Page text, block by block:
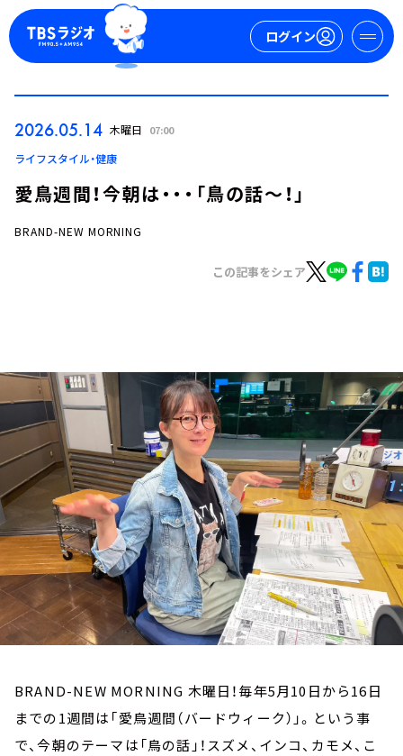
ログイン
ログイン
トピックス
TBS Podcast
お知らせ
イベント・グッズ
YouTube
会社情報
2026.05.14 木曜日 07:00
ライフスタイル・健康
愛鳥週間！今朝は・・・「鳥の話～！」
BRAND-NEW MORNING
この記事をシェア
BRAND-NEW MORNING 木曜日！毎年5月10日から16日
までの1週間は「愛鳥週間（バードウィーク）」。という事
で、今朝のテーマは「鳥の話」！スズメ、インコ、カモメ、こ